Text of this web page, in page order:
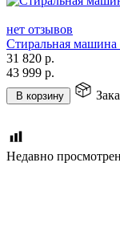
нет отзывов
Стиральная
31 820 р.
43 999 р.
В корзину
Недавно